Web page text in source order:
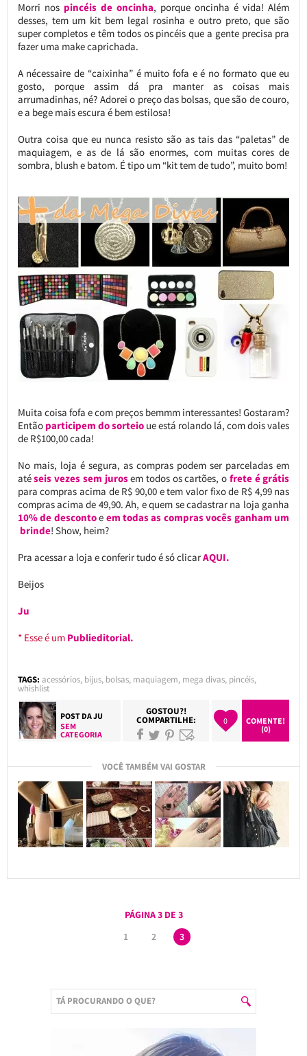
Morri nos pincéis de oncinha, porque oncinha é vida! Além
desses, tem um kit bem legal rosinha e outro preto, que são
super completos e têm todos os pincéis que a gente precisa pra
fazer uma make caprichada.
A nécessaire de “caixinha” é muito fofa e é no formato que eu
gosto, porque assim dá pra manter as coisas mais
arrumadinhas, né? Adorei o preço das bolsas, que são de couro,
e a bege mais escura é bem estilosa!
Outra coisa que eu nunca resisto são as tais das “paletas” de
maquiagem, e as de lá são enormes, com muitas cores de
sombra, blush e batom. É tipo um “kit tem de tudo”, muito bom!
Muita coisa fofa e com preços bemmm interessantes! Gostaram?
Então participem do sorteio ue está rolando lá, com dois vales
de R$100,00 cada!
No mais, loja é segura, as compras podem ser parceladas em
atéseis vezes sem jurosem todos os cartões, o frete é grátis
para compras acima de R$ 90,00 e tem valor fixo de R$ 4,99 nas
compras acima de 49,90. Ah, e quem se cadastrar na loja ganha
10% de descontoe em todas as compras vocês ganham um
brinde! Show, heim?
Pra acessar a loja e conferir tudo é só clicarAQUI.
Beijos
Ju
* Esse é um Publieditorial.
TAGS: acessórios, bijus, bolsas, maquiagem, mega divas, pincéis,
whishlist
POST DAJU
SEM
CATEGORIA
GOSTOU?!
COMPARTILHE: 0
COMENTE!
(0)
VOCÊ TAMBÉM VAI GOSTAR
PÁGINA 3 DE 3
1
2 3